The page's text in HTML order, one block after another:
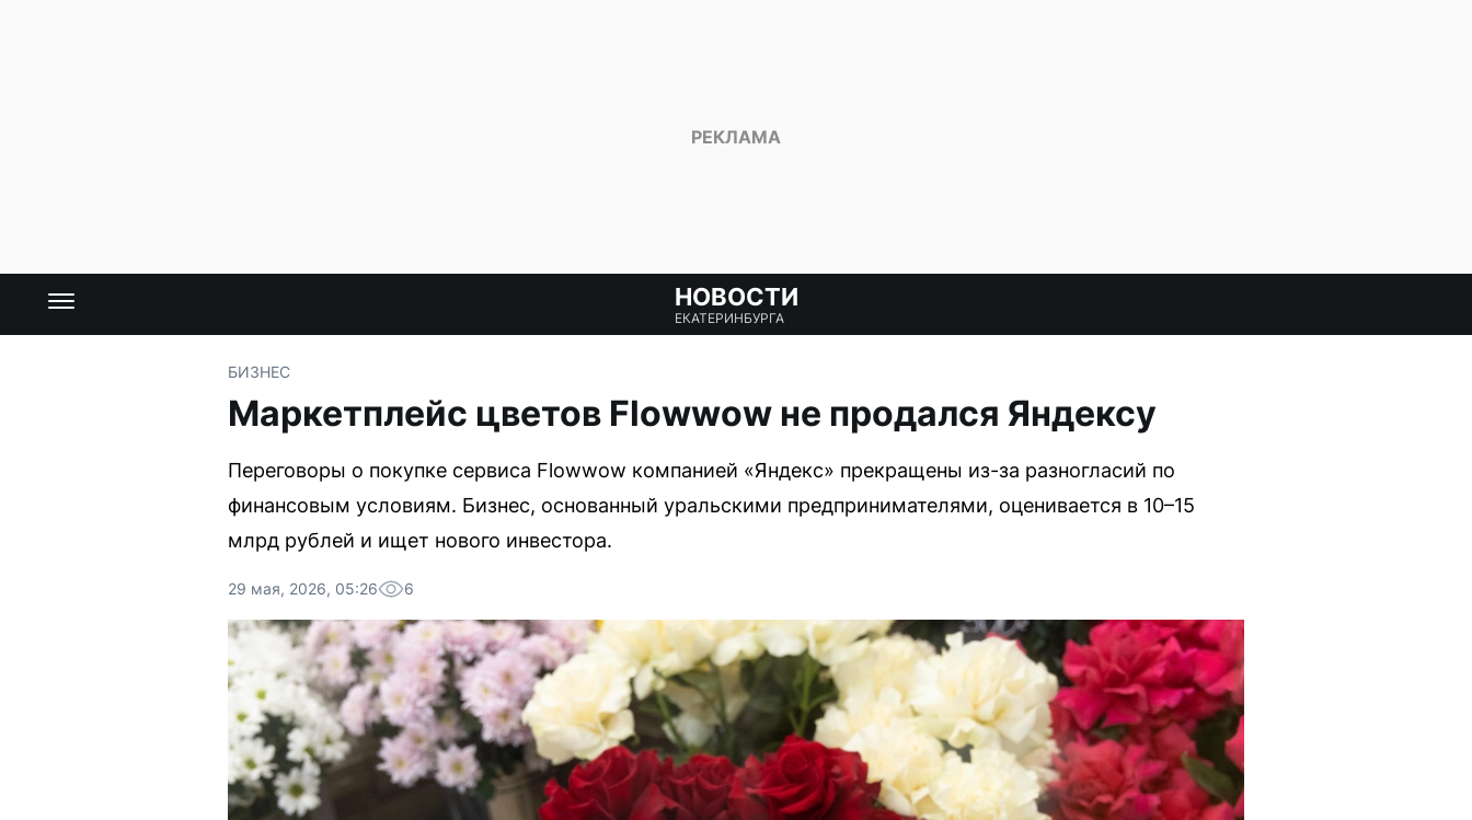
НОВОСТИ
ЕКАТЕРИНБУРГА
БИЗНЕС
Маркетплейс цветов Flowwow не продался Яндексу
Переговоры о покупке сервиса Flowwow компанией «Яндекс» прекращены из-за разногласий по
финансовым условиям. Бизнес, основанный уральскими предпринимателями, оценивается в 10–15
млрд рублей и ищет нового инвестора.
29 мая, 2026, 05:26 6